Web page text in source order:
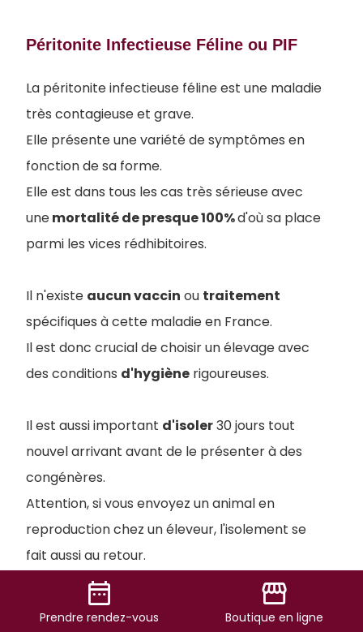
Péritonite Infectieuse Féline ou PIF
La péritonite infectieuse féline est une maladie
très contagieuse et grave.
Elle présente une variété de symptômes en
fonction de sa forme.
Elle est dans tous les cas très sérieuse avec
unemortalité de presque 100%d'où sa place
parmi les vices rédhibitoires.
Il n'existe aucun vaccin ou traitement
spécifiques à cette maladie en France.
Il est donc crucial de choisir un élevage avec
des conditions d'hygiène rigoureuses.
Il est aussi important d'isoler30 jours tout
nouvel arrivant avant de le présenter à des
congénères.
Attention, si vous envoyez un animal en
reproduction chez un éleveur, l'isolement se
fait aussi au retour.
Il est aussi possible de demander un
test
sérologiqueavant.
date_range
Prendre rendez-vous
storefront
Boutique en ligne